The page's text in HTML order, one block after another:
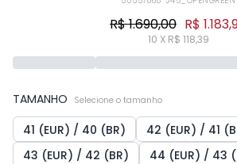
R$ 1.690,00 R$
10 X R$ 118,39
TAMANHO Selecione o tamanho
41 (EUR) / 40 (BR)
42 (EUR) / 41
43 (EUR) / 42 (BR)
44 (EUR) / 43